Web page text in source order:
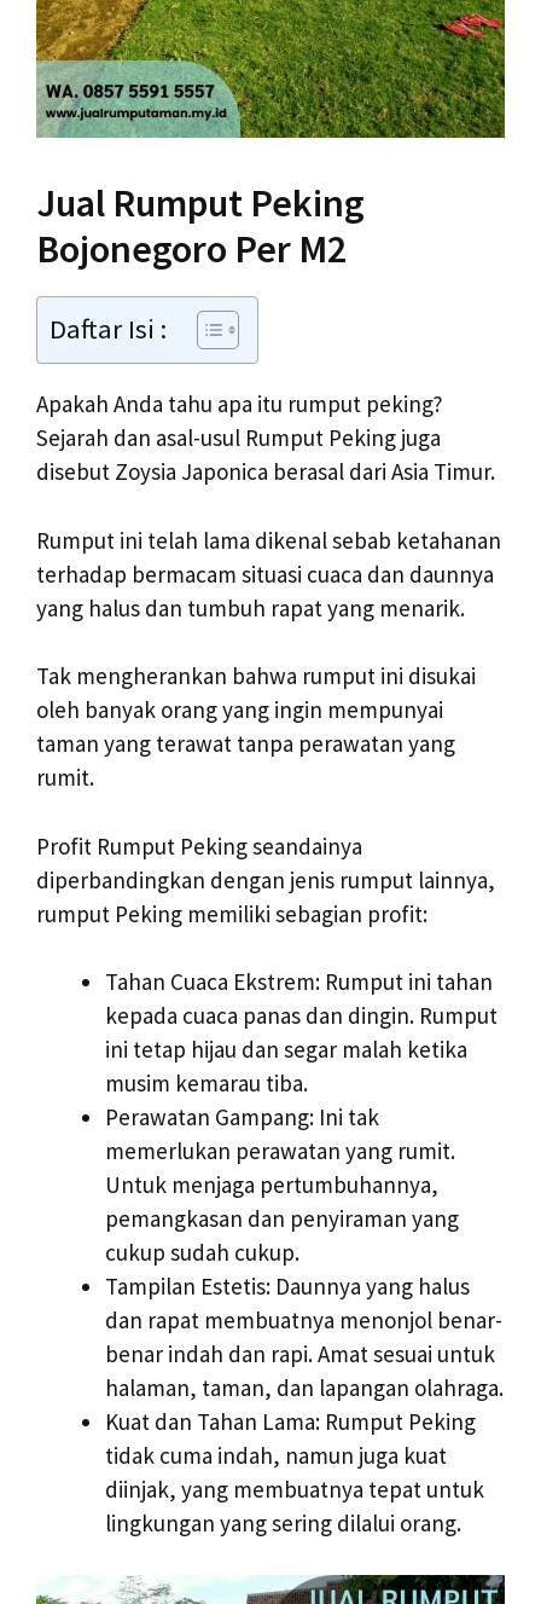
Jual Rumput Peking
Bojonegoro Per M2
Daftar Isi :
Apakah Anda tahu apa itu rumput peking?
Sejarah dan asal-usul Rumput Peking juga
disebut Zoysia Japonica berasal dari Asia Timur.
Rumput ini telah lama dikenal sebab ketahanan
terhadap bermacam situasi cuaca dan daunnya
yang halus dan tumbuh rapat yang menarik.
Tak mengherankan bahwa rumput ini disukai
oleh banyak orang yang ingin mempunyai
taman yang terawat tanpa perawatan yang
rumit.
Profit Rumput Peking seandainya
diperbandingkan dengan jenis rumput lainnya,
rumput Peking memiliki sebagian profit:
Tahan Cuaca Ekstrem: Rumput ini tahan
kepada cuaca panas dan dingin. Rumput
ini tetap hijau dan segar malah ketika
musim kemarau tiba.
Perawatan Gampang: Ini tak
memerlukan perawatan yang rumit.
Untuk menjaga pertumbuhannya,
pemangkasan dan penyiraman yang
cukup sudah cukup.
Tampilan Estetis: Daunnya yang halus
dan rapat membuatnya menonjol benar-
benar indah dan rapi. Amat sesuai untuk
halaman, taman, dan lapangan olahraga.
Kuat dan Tahan Lama: Rumput Peking
tidak cuma indah, namun juga kuat
diinjak, yang membuatnya tepat untuk
lingkungan yang sering dilalui orang.